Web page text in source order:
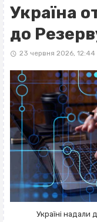
Україна
до
23 червня 2026, 12:44
Україні надали